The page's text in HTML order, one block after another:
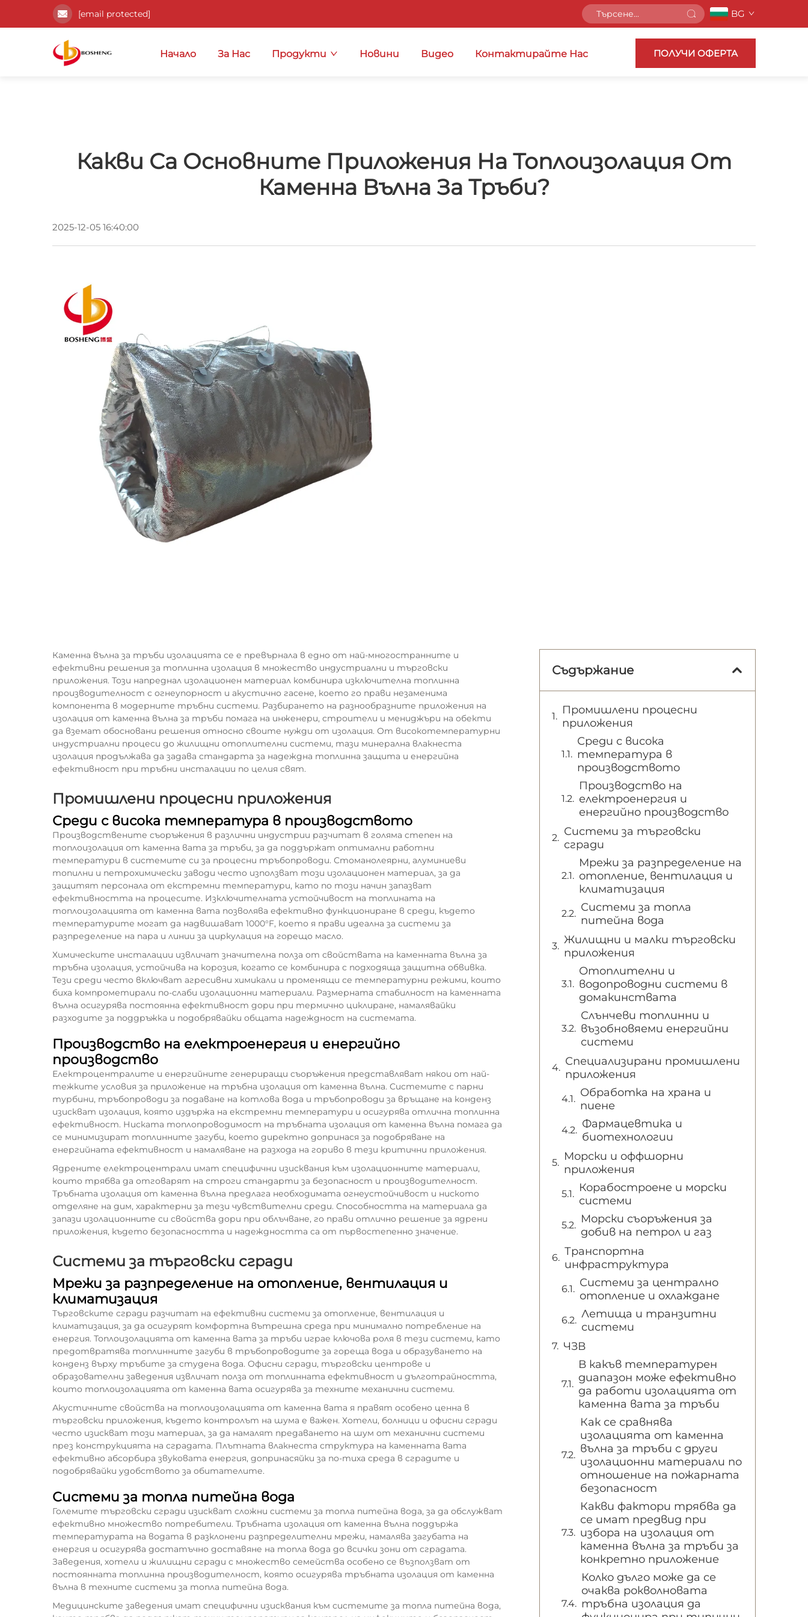
[email protected] BG
Начало За Нас Продукти Новини Видео Контактирайте Нас ПОЛУЧИ ОФЕРТА
Какви Са Основните Приложения На Топлоизолация От
Каменна Вълна За Тръби?
2025-12-05 16:40:00
Каменна вълна за тръби изолацията се е превърнала в едно от най-многостранните и
ефективни решения за топлинна изолация в множество индустриални и търговски
приложения. Този напреднал изолационен материал комбинира изключителна топлинна
производителност с огнеупорност и акустично гасене, което го прави незаменима
компонента в модерните тръбни системи. Разбирането на разнообразните приложения на
изолация от каменна вълна за тръби помага на инженери, строители и мениджъри на обекти
да вземат обосновани решения относно своите нужди от изолация. От високотемпературни
индустриални процеси до жилищни отоплителни системи, тази минерална влакнеста
изолация продължава да задава стандарта за надеждна топлинна защита и енергийна
ефективност при тръбни инсталации по целия свят.
Промишлени процесни приложения
Среди с висока температура в производството
Производствените съоръжения в различни индустрии разчитат в голяма степен на
топлоизолация от каменна вата за тръби, за да поддържат оптимални работни
температури в системите си за процесни тръбопроводи. Стоманолеярни, алуминиеви
топилни и петрохимически заводи често използват този изолационен материал, за да
защитят персонала от екстремни температури, като по този начин запазват
ефективността на процесите. Изключителната устойчивост на топлината на
топлоизолацията от каменна вата позволява ефективно функциониране в среди, където
температурите могат да надвишават 1000°F, което я прави идеална за системи за
разпределение на пара и линии за циркулация на горещо масло.
Химическите инсталации извличат значителна полза от свойствата на каменната вълна за
тръбна изолация, устойчива на корозия, когато се комбинира с подходяща защитна обвивка.
Тези среди често включват агресивни химикали и променящи се температурни режими, които
биха компрометирали по-слаби изолационни материали. Размерната стабилност на каменната
вълна осигурява постоянна ефективност дори при термично циклиране, намалявайки
разходите за поддръжка и подобрявайки общата надеждност на системата.
Производство на електроенергия и енергийно
производство
Електроцентралите и енергийните генериращи съоръжения представляват някои от най-
тежките условия за приложение на тръбна изолация от каменна вълна. Системите с парни
турбини, тръбопроводи за подаване на котлова вода и тръбопроводи за връщане на конденз
изискват изолация, която издържа на екстремни температури и осигурява отлична топлинна
ефективност. Ниската топлопроводимост на тръбната изолация от каменна вълна помага да
се минимизират топлинните загуби, което директно допринася за подобряване на
енергийната ефективност и намаляване на разхода на гориво в тези критични приложения.
Ядрените електроцентрали имат специфични изисквания към изолационните материали,
които трябва да отговарят на строги стандарти за безопасност и производителност.
Тръбната изолация от каменна вълна предлага необходимата огнеустойчивост и ниското
отделяне на дим, характерни за тези чувствителни среди. Способността на материала да
запази изолационните си свойства дори при облъчване, го прави отлично решение за ядрени
приложения, където безопасността и надеждността са от първостепенно значение.
Системи за търговски сгради
Мрежи за разпределение на отопление, вентилация и
климатизация
Търговските сгради разчитат на ефективни системи за отопление, вентилация и
климатизация, за да осигурят комфортна вътрешна среда при минимално потребление на
енергия. Топлоизолацията от каменна вата за тръби играе ключова роля в тези системи, като
предотвратява топлинните загуби в тръбопроводите за гореща вода и образуването на
конденз върху тръбите за студена вода. Офисни сгради, търговски центрове и
образователни заведения извличат полза от топлинната ефективност и дълготрайността,
които топлоизолацията от каменна вата осигурява за техните механични системи.
Акустичните свойства на топлоизолацията от каменна вата я правят особено ценна в
търговски приложения, където контролът на шума е важен. Хотели, болници и офисни сгради
често изискват този материал, за да намалят предаването на шум от механични системи
през конструкцията на сградата. Плътната влакнеста структура на каменната вата
ефективно абсорбира звуковата енергия, допринасяйки за по-тиха среда в сградите и
подобрявайки удобството за обитателите.
Системи за топла питейна вода
Големите търговски сгради изискват сложни системи за топла питейна вода, за да обслужват
ефективно множество потребители. Тръбната изолация от каменна вълна поддържа
температурата на водата в разклонени разпределителни мрежи, намалява загубата на
енергия и осигурява достатъчно доставяне на топла вода до всички зони от сградата.
Заведения, хотели и жилищни сгради с множество семейства особено се възползват от
постоянната топлинна производителност, която осигурява тръбната изолация от каменна
вълна в техните системи за топла питейна вода.
Медицинските заведения имат специфични изисквания към системите за топла питейна вода,
Съдържание
Промишлени процесни
приложения
Среди с висока
температура в
производството
Производство на
електроенергия и
енергийно производство
Системи за търговски
сгради
Мрежи за разпределение на
отопление, вентилация и
климатизация
Системи за топла
питейна вода
Жилищни и малки търговски
приложения
Отоплителни и
водопроводни системи в
домакинствата
Слънчеви топлинни и
възобновяеми енергийни
системи
Специализирани промишлени
приложения
Обработка на храна и
пиене
Фармацевтика и
биотехнологии
Морски и оффшорни
приложения
Корабостроене и морски
системи
Морски съоръжения за
добив на петрол и газ
Транспортна
инфраструктура
Системи за централно
отопление и охлаждане
Летища и транзитни
системи
ЧЗВ
В какъв температурен
диапазон може ефективно
да работи изолацията от
каменна вата за тръби
Как се сравнява
изолацията от каменна
вълна за тръби с други
изолационни материали по
отношение на пожарната
безопасност
Какви фактори трябва да
се имат предвид при
избора на изолация от
каменна вълна за тръби за
конкретно приложение
Колко дълго може да се
очаква рокволновата
тръбна изолация да